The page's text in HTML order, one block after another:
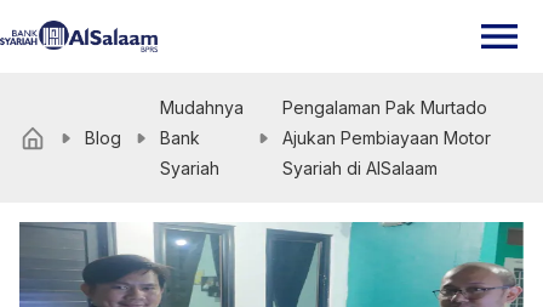
Blog
Mudahnya
Bank
Syariah
Pengalaman Pak Murtado
Ajukan Pembiayaan Motor
Syariah di AlSalaam